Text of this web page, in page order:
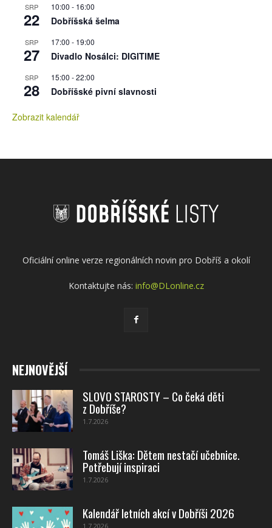
SRP
22
10:00 - 16:00
Dobříšská šelma
SRP
27
17:00 - 19:00
Divadlo Nosálci: DIGITIME
SRP
28
15:00 -22:00
Dobříšské pivní slavnosti
Zobrazit kalendář
Oficiální online verze regionálních novin pro Dobříš a okolí
Kontaktujte nás: info@DLonline.cz
NEJNOVĚJŠÍ
SLOVO STAROSTY – Co čeká děti
z Dobříše?
1.7.2026
Tomáš Liška: Dětem nestačí učebnice.
Potřebují inspiraci
1.7.2026
Kalendář letních akcí v Dobříši 2026
1.7.2026